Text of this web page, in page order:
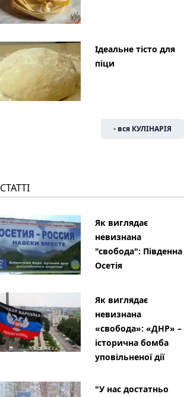
Ідеальне тісто для
піци
- вся КУЛІНАРІЯ
СТАТТІ
Як виглядає
невизнана
"свобода": Південна
Осетія
Як виглядає
невизнана
«свобода»: «ДНР» –
історична бомба
уповільненої дії
"У нас достатньо